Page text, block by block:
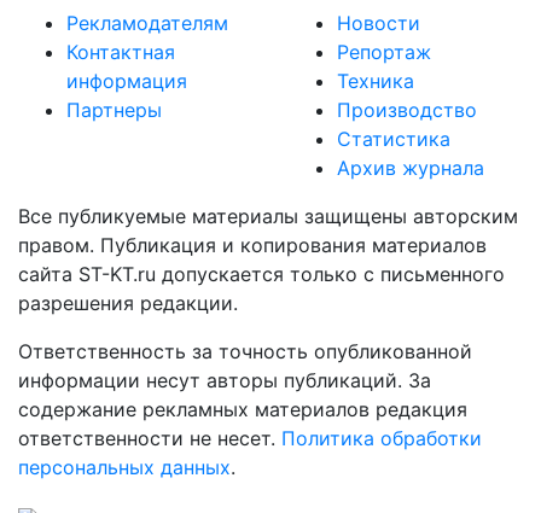
Рекламодателям
Контактная
информация
Партнеры
Новости
Репортаж
Техника
Производство
Статистика
Архив журнала
Все публикуемые материалы защищены авторским
правом. Публикация и копирования материалов
сайта ST-KT.ru допускается только с письменного
разрешения редакции.
Ответственность за точность опубликованной
информации несут авторы публикаций. За
содержание рекламных материалов редакция
ответственности не несет. Политика обработки
персональных данных.